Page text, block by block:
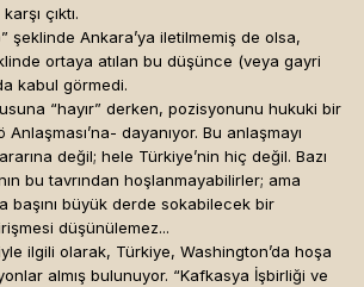
çıktı.
şeklinde Ankara’ya iletilmemiş de olsa,
ortaya atılan bu düşünce (veya gayri
kabul görmedi.
“hayır” derken, pozisyonunu hukuki bir
dayanıyor. Bu anlaşmayı
değil; hele Türkiye’nin hiç değil. Bazı
bu tavrından hoşlanmayabilirler; ama
başını büyük derde sokabilecek bir
düşünülemez...
ilgili olarak, Türkiye, Washington’da hoşa
almış bulunuyor. “Kafkasya İşbirliği ve